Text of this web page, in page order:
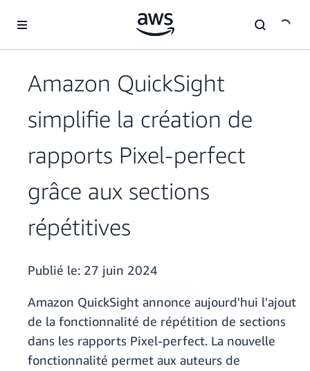
Amazon QuickSight
simplifie la création de
rapports Pixel-perfect
grâce aux sections
répétitives
Publié le: 27 juin 2024
Amazon QuickSight annonce aujourd'hui l'ajout
de la fonctionnalité de répétition de sections
dans les rapports Pixel-perfect. La nouvelle
fonctionnalité permet aux auteurs de